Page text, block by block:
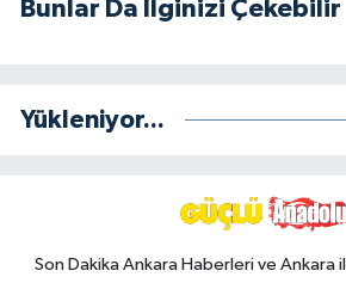
Bunlar Da İlginizi Çekebilir
Yükleniyor...
Son Dakika Ankara Haberleri ve